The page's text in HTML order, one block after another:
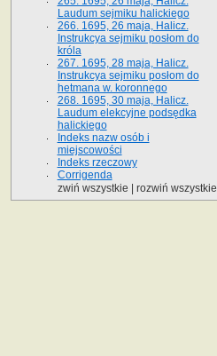
Laudum sejmiku halickiego
266. 1695, 26 maja, Halicz.
Instrukcya sejmiku posłom do
króla
267. 1695, 28 maja, Halicz.
Instrukcya sejmiku posłom do
hetmana w. koronnego
268. 1695, 30 maja, Halicz.
Laudum elekcyjne podsędka
halickiego
Indeks nazw osób i
miejscowości
Indeks rzeczowy
Corrigenda
zwiń wszystkie
rozwiń wszystkie